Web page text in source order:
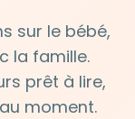
sur le bébé,
la famille.
prêt à lire,
moment.